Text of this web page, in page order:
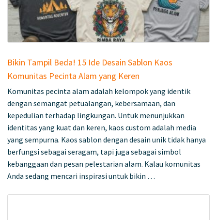
Bikin Tampil Beda! 15 Ide Desain Sablon Kaos
Komunitas Pecinta Alam yang Keren
Komunitas pecinta alam adalah kelompok yang identik
dengan semangat petualangan, kebersamaan, dan
kepedulian terhadap lingkungan. Untuk menunjukkan
identitas yang kuat dan keren, kaos custom adalah media
yang sempurna. Kaos sablon dengan desain unik tidak hanya
berfungsi sebagai seragam, tapi juga sebagai simbol
kebanggaan dan pesan pelestarian alam. Kalau komunitas
Anda sedang mencari inspirasi untuk bikin …